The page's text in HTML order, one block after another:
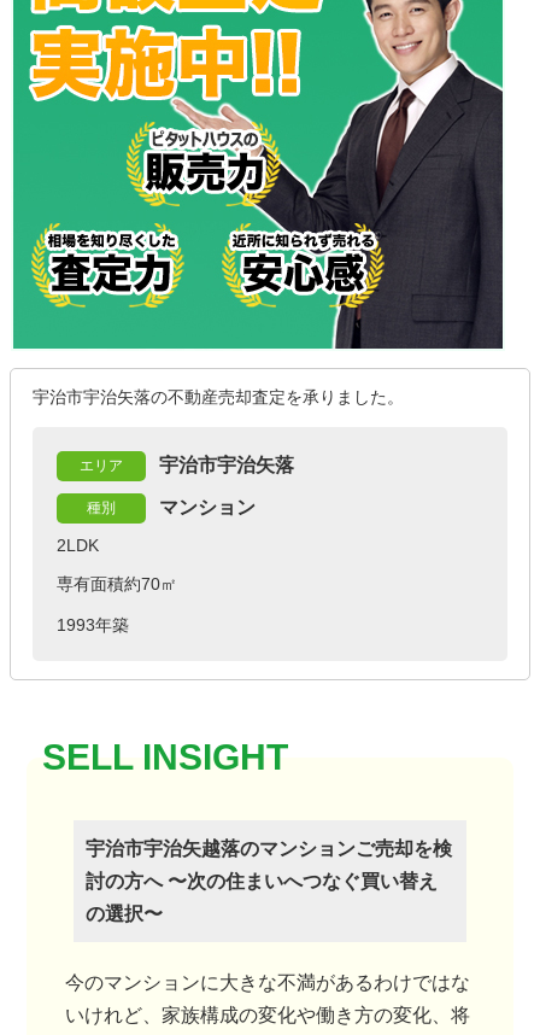
宇治市宇治矢落の不動産売却査定を承りました。
エリア 宇治市宇治矢落
種別 マンション
2LDK
専有面積約70㎡
1993年築
宇治市宇治矢越落のマンションご売却を検
討の方へ 〜次の住まいへつなぐ買い替え
の選択〜
今のマンションに大きな不満があるわけではな
いけれど、家族構成の変化や働き方の変化、将